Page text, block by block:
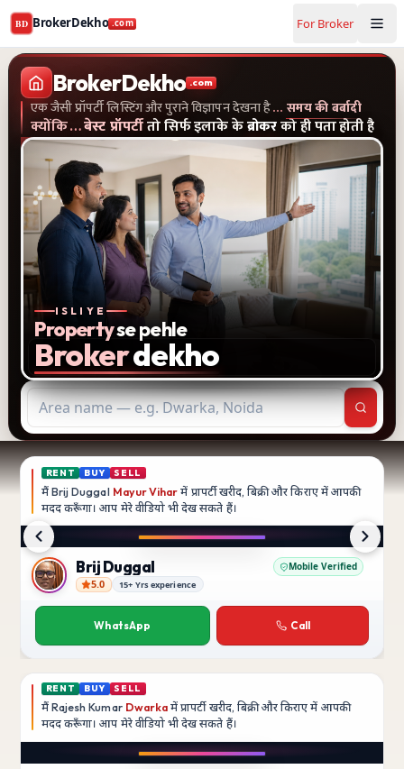
BD BrokerDekho .com For Broker
Buy and rent property in Ghaziabad — mobile-verified
BrokerDekho .com
एक जैसी प्रॉपर्टी लिस्टिंग और पुराने विज्ञापन देखना है… समय की बर्बादी
क्योंकि…बेस्ट प्रॉपर्टीतो सिर्फ इलाके केब्रोकरको ही पता होती है
एक जैसी प्रॉपर्टी लिस्टिंग और पुराने विज्ञापन देखना है...समय की बर्बादी
ISLIYE
Propertyse pehle
Brokerdekho
RENT BUY SELL
मैं Brij Duggal Mayur Vihar में प्रापर्टी खरीद, बिक्री और किराए में आपकी
मददकरूँगा। आप मेरे वीडियो भी देख सकते हैं।
Brij Duggal
Brij Duggal Mobile Verified
5.0 15+ Yrs experience
WhatsApp Call
RENT BUY SELL
मैं Rajesh Kumar Dwarka में प्रापर्टी खरीद, बिक्री और किराए में आपकी
मददकरूँगा। आप मेरे वीडियो भी देख सकते हैं।